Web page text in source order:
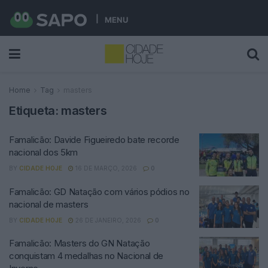
MENU
Home Tag masters
Etiqueta: masters
Famalicão: Davide Figueiredo bate recorde
nacional dos 5km
BY CIDADE HOJE 16 DE MARÇO, 2026 0
Famalicão: GD Natação com vários pódios no
nacional de masters
BY CIDADE HOJE 26 DE JANEIRO, 2026 0
Famalicão: Masters do GN Natação
conquistam 4 medalhas no Nacional de